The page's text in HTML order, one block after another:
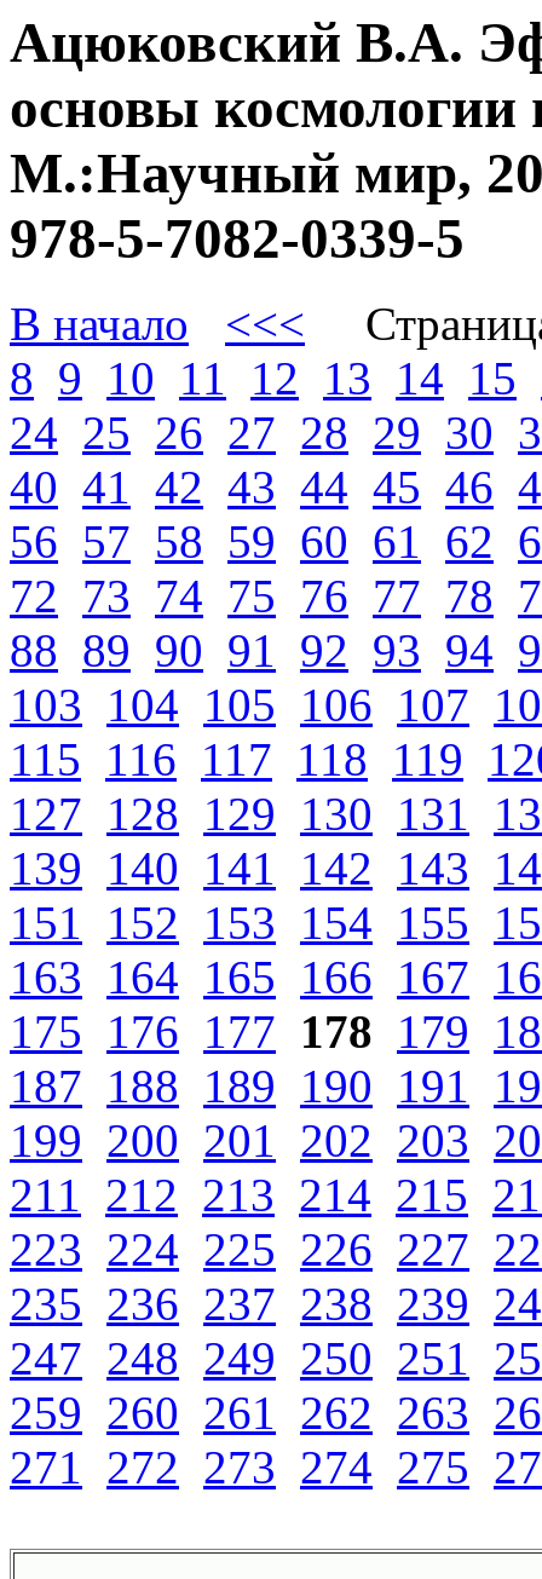
Ацюковский В.А.
основы космологии
М.:Научный мир,
978-5-7082-0339-5
В начало <<<
8 9 10 11 12 13 14 15
24 25 26 27 28 29 30
40 41 42 43 44 45 46
56 57 58 59 60 61 62
72 73 74 75 76 77 78
88 89 90 91 92 93 94
103 104 105 106 107
115 116 117 118 119
127 128 129 130 131
139 140 141 142 143
151
152 153 154 155
163 164 165 166 167
175 176 177 178 179
187 188 189 190 191
199 200 201 202 203
211 212 213 214 215
223 224 225 226 227
235 236 237 238 239
247 248 249 250 251
259 260 261 262 263
271 272 273 274 275